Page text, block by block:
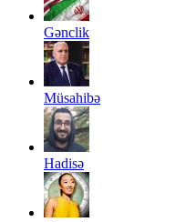
Gənclik
Müsahibə
Hadisə